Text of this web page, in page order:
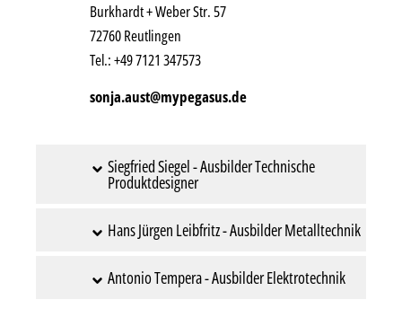
Burkhardt + Weber Str. 57
72760 Reutlingen
Tel.: +49 7121 347573
sonja.aust@mypegasus.de
Siegfried Siegel - Ausbilder Technische
Produktdesigner
Hans Jürgen Leibfritz - Ausbilder Metalltechnik
Antonio Tempera - Ausbilder Elektrotechnik